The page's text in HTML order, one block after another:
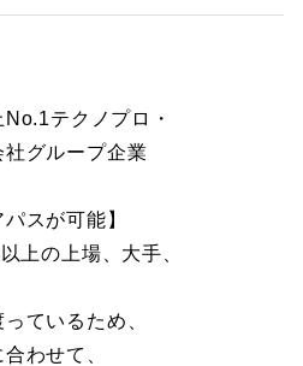
テクノプロ・
グループ企業
スが可能】
上の上場、大手、
ているため、
わせて、